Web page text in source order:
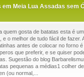
Meia Lua Assadas sem
quem gosta de batatas esta é
e o melhor de tudo fácil de fazer.
antes de colocar no forno
que preferir, e se quiser
Sugestão do blog
pequenas a médias1 colher
(ou normal,...